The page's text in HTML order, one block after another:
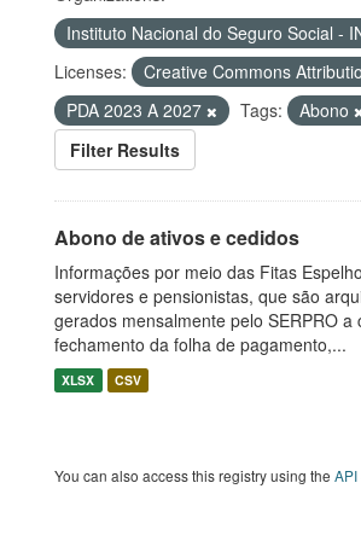
Instituto Nacional do Seguro Social -
Licenses:
Creative Commons
PDA 2023 A 2027
Tags:
Abono
Filter Results
Abono de ativos e cedidos
Informações por meio das Fitas
servidores e pensionistas, que são
gerados mensalmente pelo SERPRO a
fechamento da folha de pagamento,...
XLSX CSV
You can also access this registry using the API